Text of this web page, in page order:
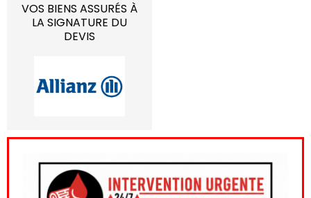
VOS BIENS ASSURÉS À
LA SIGNATURE DU
DEVIS